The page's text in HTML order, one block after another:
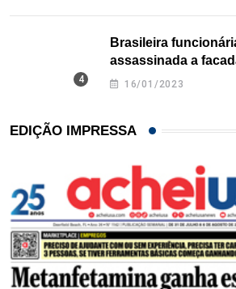
Brasileira
assassinada a
16/01/2023
EDIÇÃO IMPRESSA